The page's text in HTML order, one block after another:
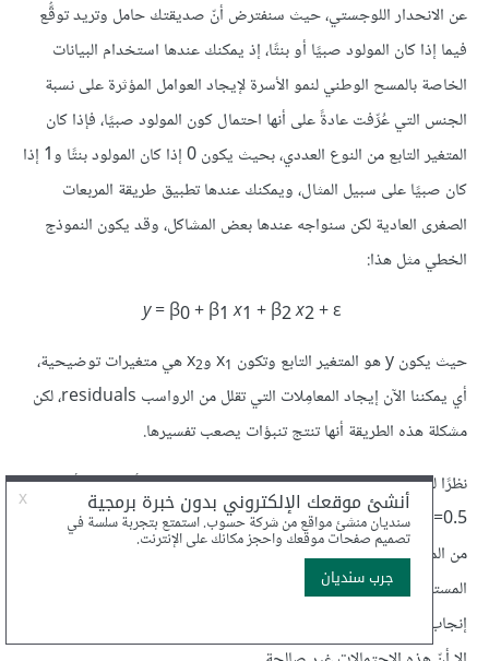
عن الانحدار اللوجستي، حيث سنفترض أنّ صديقتك حامل وتريد توقُّع
فيما إذا كان المولود صبيًا أو بنتًا، إذ يمكنك عندها استخدام البيانات
الخاصة بالمسح الوطني لنمو الأسرة لإيجاد العوامل المؤثرة على نسبة
الجنس التي عُرِّفت عادةً على أنها احتمال كون المولود صبيًا، فإذا كان
المتغير التابع من النوع العددي، بحيث يكون 0 إذا كان المولود بنتًا و1 إذا
كان صبيًا على سبيل المثال، ويمكنك عندها تطبيق طريقة المربعات
الصغرى العادية لكن سنواجه عندها بعض المشاكل، وقد يكون النموذج
الخطي مثل هذا:
y= β0+ β1 x1 + β2x2+ ε
حيث يكون y هو المتغير التابع وتكون x
1 وx2 هي متغيرات توضيحية،
أي يمكننا الآن إيجاد المعامِلات التي تقلل من الرواسب residuals، لكن
مشكلة هذه الطريقة أنها تنتج تنبؤات يصعب تفسيرها.
نظرًا للمعامِلات المقدَّرة وقيم كل من x1 وx2 ، فقد يتنبأ النموذج أنّ
y=0.5، لكن القيم الوحيدة ذات المعنى للمتغير y هي 0 و1، وقد يكون
من المغري تفسير نتيجة مثل هذه على أنها احتمال، فقد نقول مثلًا أنّ
المستجيب صاحب القيم المعينة للمتغيرَين x